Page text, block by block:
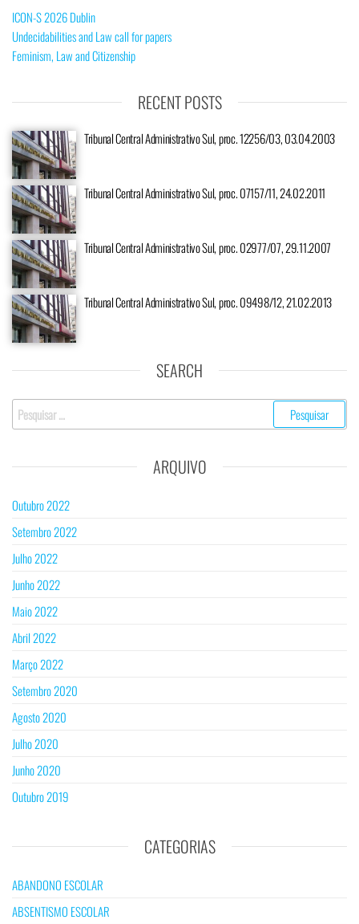
ICON-S 2026 Dublin
Undecidabilities and Law call for papers
Feminism, Law and Citizenship
RECENT POSTS
Tribunal Central Administrativo Sul, proc. 12256/03, 03.04.2003
Tribunal Central Administrativo Sul, proc. 07157/11, 24.02.2011
Tribunal Central Administrativo Sul, proc. 02977/07, 29.11.2007
Tribunal Central Administrativo Sul, proc. 09498/12, 21.02.2013
SEARCH
Pesquisar
por:
ARQUIVO
Outubro 2022
Setembro 2022
Julho 2022
Junho 2022
Maio 2022
Abril 2022
Março 2022
Setembro 2020
Agosto 2020
Julho 2020
Junho 2020
Outubro 2019
CATEGORIAS
ABANDONO ESCOLAR
ABSENTISMO ESCOLAR